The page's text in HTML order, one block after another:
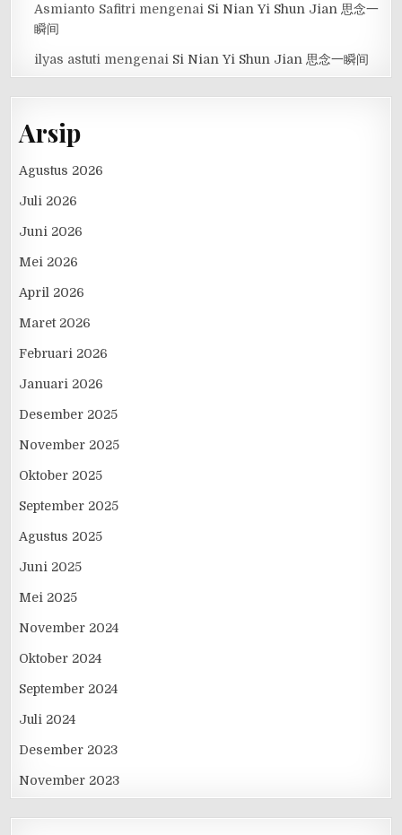
Asmianto Safitri mengenai Si Nian Yi Shun Jian 思念一
瞬间
ilyas astuti mengenai Si Nian Yi Shun Jian 思念一瞬间
Arsip
Agustus 2026
Juli 2026
Juni 2026
Mei 2026
April 2026
Maret 2026
Februari 2026
Januari 2026
Desember 2025
November 2025
Oktober 2025
September 2025
Agustus 2025
Juni 2025
Mei 2025
November 2024
Oktober 2024
September 2024
Juli 2024
Desember 2023
November 2023